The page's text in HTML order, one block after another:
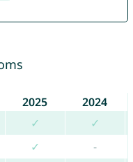
2025
2024
✓
✓
✓
-